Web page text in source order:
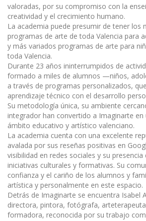
valoradas, por su compromiso con la
creatividad y el crecimiento humano.
La academia puede presumir de tener los
programas de arte de toda Valencia para
y más variados programas de arte para
toda Valencia.
Durante 23 años ininterrumpidos de
formado a miles de alumnos —niños,
a través de programas personalizados,
aprendizaje técnico con el desarrollo
Su metodología única, su ambiente
integrador han convertido a Imaginarte en
ámbito educativo y artístico valenciano.
La academia cuenta con una excelente
avalada por sus reseñas positivas en
visibilidad en redes sociales y su
iniciativas culturales y formativas. Su
confianza y el cariño de los alumnos y
artística y personalmente en este espacio.
Detrás de Imaginarte se encuentra Isabel
directora, pintora, fotógrafa,
formadora, reconocida por su trabajo